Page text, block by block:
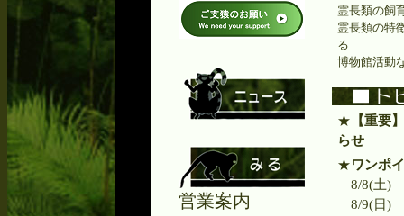
霊長類の飼
霊長類の特
る
博物館活動
★ 【重要
らせ
★ワンポ
8/8(土)
8/9(日)
営業案内